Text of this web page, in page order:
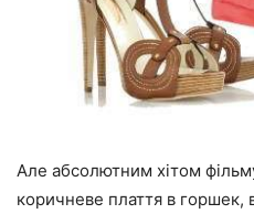
Але абсолютним хітом
коричневе плаття в горшек,